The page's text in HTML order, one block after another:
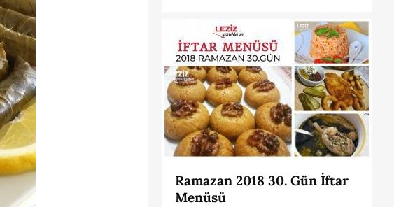
Ramazan 2018 30. Gün İftar
Menüsü